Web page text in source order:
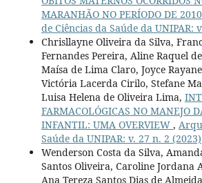
MARANHÃO NO PERÍODO DE
de Ciências da Saúde da UNIPAR:
Chrisllayne Oliveira da Silva,
Fernandes Pereira, Aline Raquel
Maísa de Lima Claro, Joyce
Victória Lacerda Cirilo, Stefane
Luisa Helena de Oliveira Lima,
FARMACOLÓGICAS NO MANEJO
INFANTIL: UMA OVERVIEW ,
Saúde da UNIPAR: v. 27 n. 2 (2023)
Wenderson Costa da Silva,
Santos Oliveira, Caroline Jordana
Ana Tereza Santos Dias de